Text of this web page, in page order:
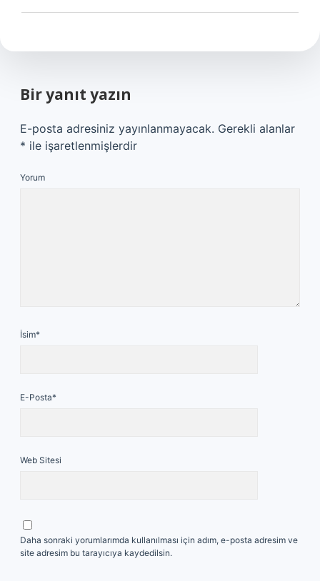
Bir yanıt yazın
E-posta adresiniz yayınlanmayacak. Gerekli alanlar
* ile işaretlenmişlerdir
Yorum
İsim*
E-Posta*
Web Sitesi
Daha sonraki yorumlarımda kullanılması için adım, e-posta adresim ve
site adresim bu tarayıcıya kaydedilsin.